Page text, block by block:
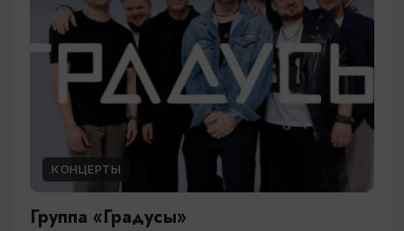
КОНЦЕРТЫ
Группа «Градусы»